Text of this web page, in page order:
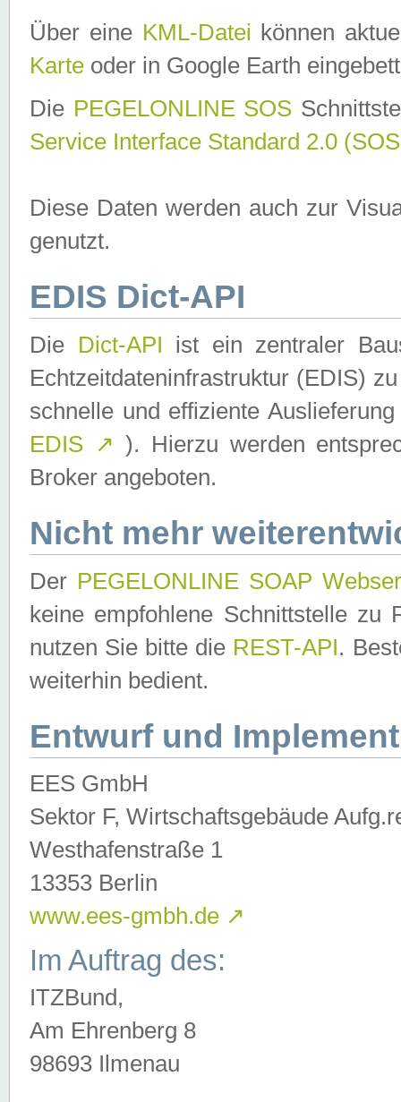
Über eine KML-Datei können
Karte oder in Google Earth
Die PEGELONLINE SOS
Service Interface Standard 2.0
Diese Daten werden auch zur
genutzt.
EDIS Dict-API
Die Dict-API ist ein zentraler
Echtzeitdateninfrastruktur (EDIS)
schnelle und effiziente
EDIS ↗ ). Hierzu werden
Broker angeboten.
Nicht mehr
Der PEGELONLINE SOAP
keine empfohlene Schnittstelle zu
nutzen Sie bitte die REST-API.
weiterhin bedient.
Entwurf und
EES GmbH
Sektor F, Wirtschaftsgebäude
Westhafenstraße 1
13353 Berlin
www.ees-gmbh.de ↗
Im Auftrag des:
ITZBund,
Am Ehrenberg 8
98693 Ilmenau